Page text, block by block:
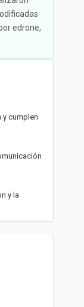
edrone,
cumplen
y la